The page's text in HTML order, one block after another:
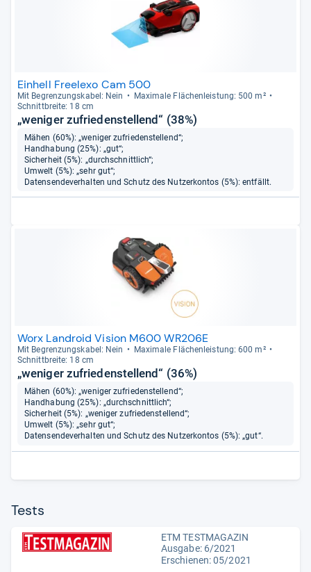
Einhell Freelexo Cam 500
Mit Begren­zungs­ka­bel: Nein
Maxi­male Flä­chen­leis­tung: 500 m²
Schnitt­breite: 18 cm
„weniger zufriedenstellend“ (38%)
Mähen (60%): „weniger zufriedenstellend“;
Handhabung (25%): „gut“;
Sicherheit (5%): „durchschnittlich“;
Umwelt (5%): „sehr gut“;
Datensendeverhalten und Schutz des Nutzerkontos (5%): entfällt.
Worx Landroid Vision M600 WR206E
Mit Begren­zungs­ka­bel: Nein
Maxi­male Flä­chen­leis­tung: 600 m²
Schnitt­breite: 18 cm
„weniger zufriedenstellend“ (36%)
Mähen (60%): „weniger zufriedenstellend“;
Handhabung (25%): „durchschnittlich“;
Sicherheit (5%): „weniger zufriedenstellend“;
Umwelt (5%): „sehr gut“;
Datensendeverhalten und Schutz des Nutzerkontos (5%): „gut“.
Tests
ETM TESTMAGAZIN
Ausgabe: 6/2021
Erschienen: 05/2021